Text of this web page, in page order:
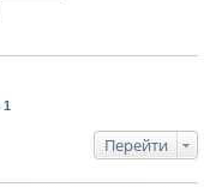
1
Перейти